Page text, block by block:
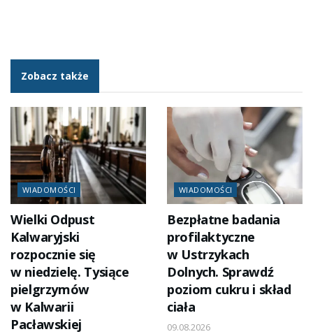
Zobacz także
WIADOMOŚCI
Wielki Odpust
Kalwaryjski
rozpocznie się
w niedzielę. Tysiące
pielgrzymów
w Kalwarii
Pacławskiej
WIADOMOŚCI
Bezpłatne badania
profilaktyczne
w Ustrzykach
Dolnych. Sprawdź
poziom cukru i skład
ciała
09.08.2026